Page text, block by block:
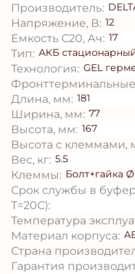
Производитель:
Напряжение, В: 12
Емкость С20, Ач: 17
Тип: АКБ
Технология: GEL
Длина, мм: 181
Ширина, мм: 77
Высота, мм: 167
Высота с клеммами,
Вес, кг: 5.5
Клеммы: Болт+гайка
Срок службы в
T=20С):
Температура
Материал корпуса:
Страна
Гарантия